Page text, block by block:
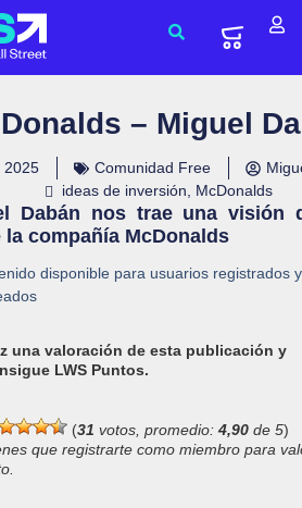
– Miguel
2025 Comunidad Free
ideas de inversión
McDonalds
Dabán nos trae una visión
la compañía McDonalds
disponible para usuarios registrados y
una valoración de esta publicación y
LWS Puntos.
(31 votos, promedio: 4,90 de 5)
que registrarte como miembro para